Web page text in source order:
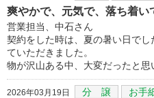
爽やかで、元気で、落ち着
営業担当、中石さん
契約をした時は、夏の暑い日で
ていただきました。
物が沢山ある中、大変だったと思
2026年03月19日 分 譲 お手